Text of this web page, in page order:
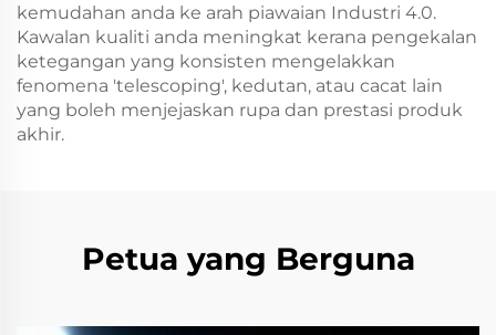
kemudahan anda ke arah piawaian Industri 4.0.
Kawalan kualiti anda meningkat kerana pengekalan
ketegangan yang konsisten mengelakkan
fenomena 'telescoping', kedutan, atau cacat lain
yang boleh menjejaskan rupa dan prestasi produk
akhir.
Petua yang Berguna